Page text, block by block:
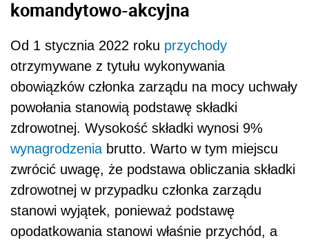
komandytowo-akcyjna
Od 1 stycznia 2022 roku przychody
otrzymywane z tytułu wykonywania
obowiązków członka zarządu na mocy uchwały
powołania stanowią podstawę składki
zdrowotnej. Wysokość składki wynosi 9%
wynagrodzenia brutto. Warto w tym miejscu
zwrócić uwagę, że podstawa obliczania składki
zdrowotnej w przypadku członka zarządu
stanowi wyjątek, ponieważ podstawę
opodatkowania stanowi właśnie przychód, a